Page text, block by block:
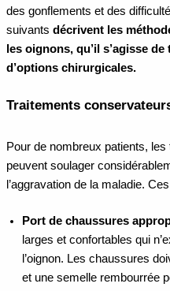
des gonflements et des
suivants décrivent les
les oignons, qu’il s’agisse
d’options chirurgicales.
Traitements
Pour de nombreux patients,
peuvent soulager
l’aggravation de la maladie.
Port de chaussures
larges et confortables qui
l’oignon. Les chaussures
et une semelle rembourrée